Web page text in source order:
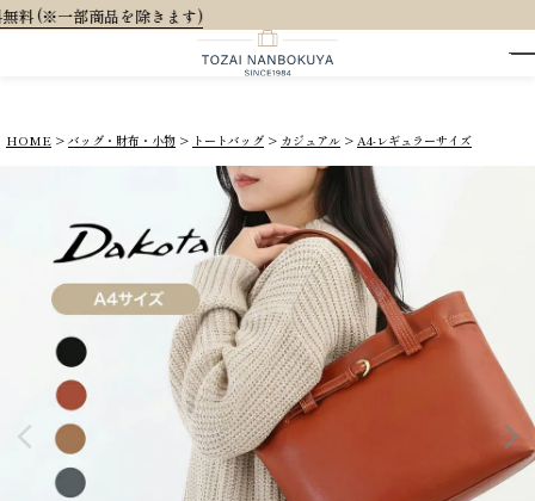
HOME バッグ・財布・小物 トートバッグ カジュアル A4-レギュラーサイズ